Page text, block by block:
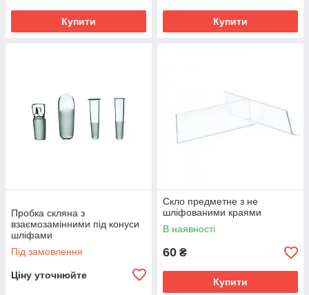
Купити Купити
Пробка скляна з
взаємозамінними під конуси
шліфами
Під замовлення
Ціну уточнюйте
Скло предметне з не
шліфованими краями
В наявності
60 ₴
Купити